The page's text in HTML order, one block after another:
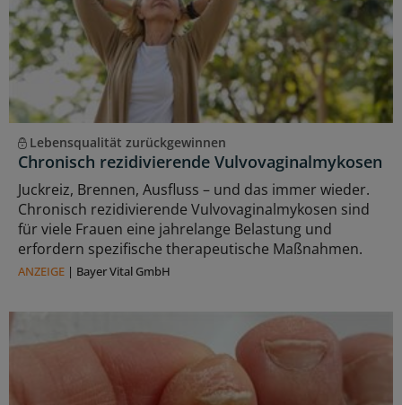
Lebensqualität zurückgewinnen
Chronisch rezidivierende Vulvovaginalmykosen
Juckreiz, Brennen, Ausfluss – und das immer wieder.
Chronisch rezidivierende Vulvovaginalmykosen sind
für viele Frauen eine jahrelange Belastung und
erfordern spezifische therapeutische Maßnahmen.
ANZEIGE | Bayer Vital GmbH